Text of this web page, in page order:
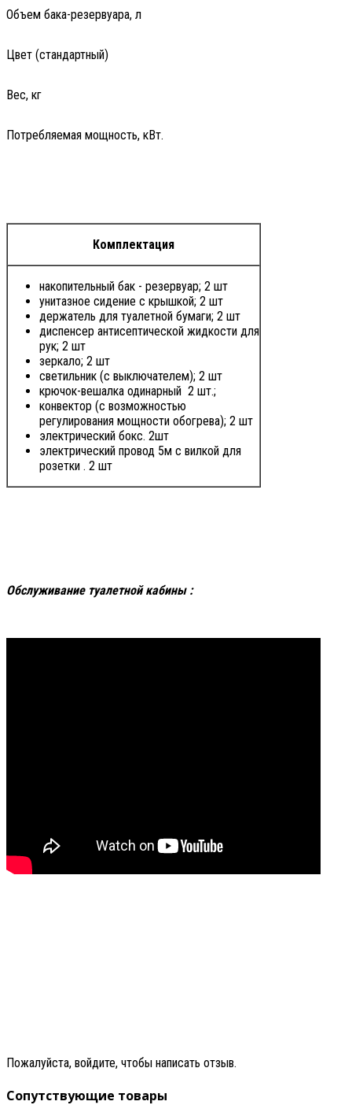
Объем бака-резервуара, л
Цвет (стандартный)
Вес, кг
Потребляемая мощность, кВт.
Комплектация
накопительный бак - резервуар; 2 шт
унитазное сидение с крышкой; 2 шт
держатель для туалетной бумаги; 2 шт
диспенсер антисептической жидкости для
рук; 2 шт
зеркало; 2 шт
светильник (с выключателем); 2 шт
крючок-вешалка одинарный 2 шт.;
конвектор (с возможностью
регулирования мощности обогрева); 2 шт
электрический бокс. 2шт
электрический провод 5м с вилкой для
розетки . 2 шт
Обслуживание туалетной кабины :
Пожалуйста, войдите, чтобы написать отзыв.
Сопутствующие товары